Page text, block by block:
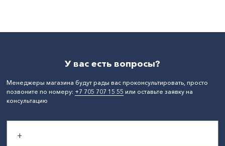
У вас есть вопросы?
Менеджеры магазина будут рады вас проконсультировать, просто
позвоните по номеру: +7 705 707 15 55 или оставьте заявку на
консультацию